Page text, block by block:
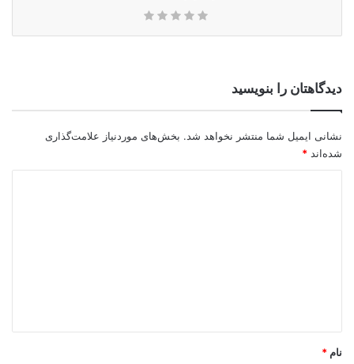
دیدگاهتان را بنویسید
نشانی ایمیل شما منتشر نخواهد شد. بخش‌های موردنیاز علامت‌گذاری
شده‌اند *
نام *